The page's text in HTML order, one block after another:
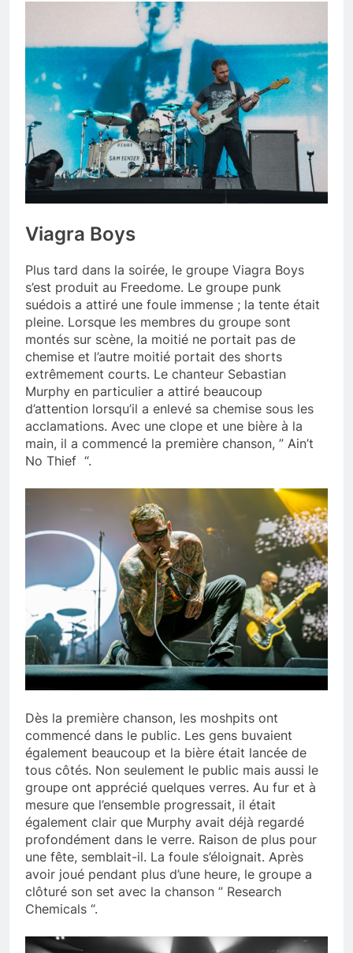
Viagra Boys
Plus tard dans la soirée, le groupe Viagra Boys
s’est produit au Freedome. Le groupe punk
suédois a attiré une foule immense ; la tente était
pleine. Lorsque les membres du groupe sont
montés sur scène, la moitié ne portait pas de
chemise et l’autre moitié portait des shorts
extrêmement courts. Le chanteur Sebastian
Murphy en particulier a attiré beaucoup
d’attention lorsqu’il a enlevé sa chemise sous les
acclamations. Avec une clope et une bière à la
main, il a commencé la première chanson, ” Ain’t
No Thief “.
Dès la première chanson, les moshpits ont
commencé dans le public. Les gens buvaient
également beaucoup et la bière était lancée de
tous côtés. Non seulement le public mais aussi le
groupe ont apprécié quelques verres. Au fur et à
mesure que l’ensemble progressait, il était
également clair que Murphy avait déjà regardé
profondément dans le verre. Raison de plus pour
une fête, semblait-il. La foule s’éloignait. Après
avoir joué pendant plus d’une heure, le groupe a
clôturé son set avec la chanson ” Research
Chemicals “.